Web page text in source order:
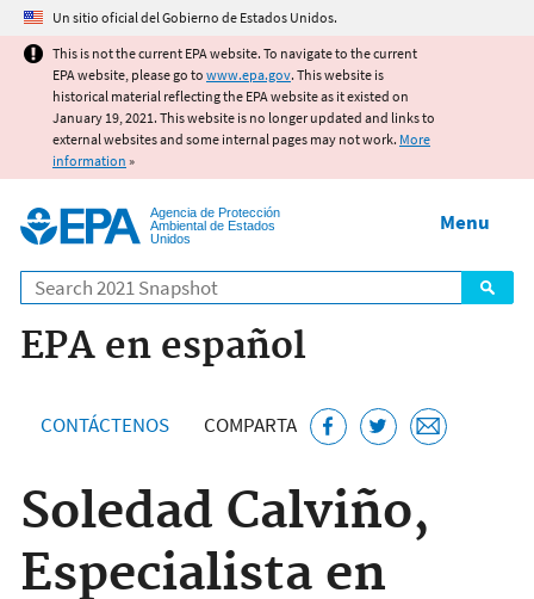
Jump to main content
Un sitio oficial del Gobierno de Estados Unidos.
This is not the current EPA website. To navigate to the current
EPA website, please go to www.epa.gov. This website is
historical material reflecting the EPA website as it existed on
January 19, 2021. This website is no longer updated and links to
external websites and some internal pages may not work. More
information »
Agencia de Protección
Ambiental de Estados
Unidos
Search
Menu
EPA en español
CONTÁCTENOS COMPARTA
Soledad Calviño,
Especialista en